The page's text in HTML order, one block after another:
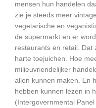
mensen hun handelen
zie je steeds meer
vegetarische en
de supermarkt en er
restaurants en retail. Dat
harte toejuichen. Hoe
milieuvriendelijker
allen kunnen maken. En
hebben kunnen lezen in
(Intergovernmental